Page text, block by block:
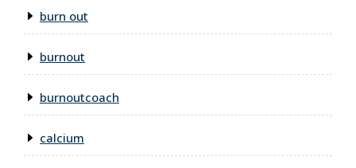
burn out
burnout
burnoutcoach
calcium